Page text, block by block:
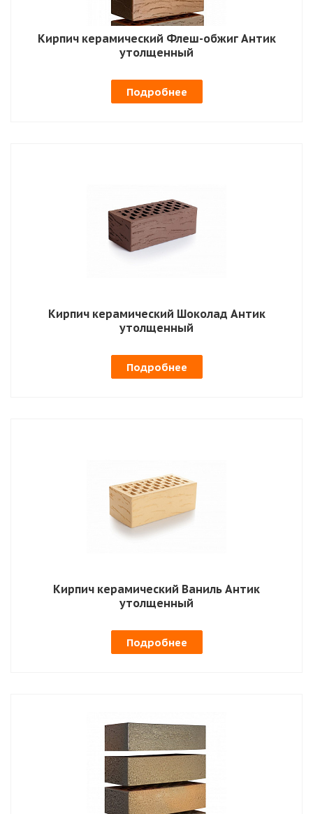
Кирпич керамический Флеш-обжиг Антик
утолщенный
Подробнее
Кирпич керамический Шоколад Антик
утолщенный
Подробнее
Кирпич керамический Ваниль Антик
утолщенный
Подробнее